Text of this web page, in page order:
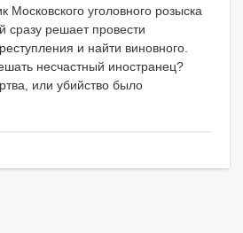
Московского уголовного розыска
сразу решает провести
и найти виновного.
несчастный иностранец?
или убийство было